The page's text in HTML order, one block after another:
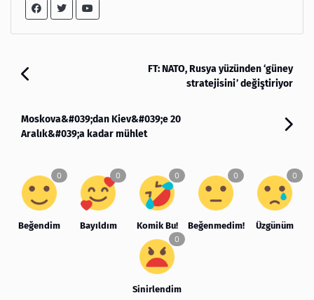
FT: NATO, Rusya yüzünden ‘güney
stratejisini’ değiştiriyor
Moskova&#039;dan Kiev&#039;e 20
Aralık&#039;a kadar mühlet
Beğendim Bayıldım Komik Bu! Beğenmedim! Üzgünüm
Sinirlendim